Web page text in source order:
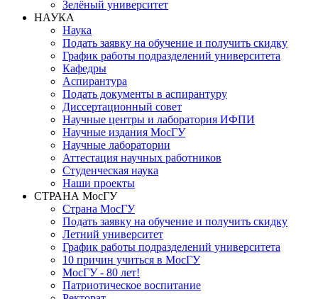
Зелёный университет
НАУКА
Наука
Подать заявку на обучение и получить скидку
График работы подразделений университета
Кафедры
Аспирантура
Подать документы в аспирантуру
Диссертационный совет
Научные центры и лаборатория ИФПИ
Научные издания МосГУ
Научные лаборатории
Аттестация научных работников
Студенческая наука
Наши проекты
СТРАНА МосГУ
Страна МосГУ
Подать заявку на обучение и получить скидку
Летний университет
График работы подразделений университета
10 причин учиться в МосГУ
МосГУ - 80 лет!
Патриотическое воспитание